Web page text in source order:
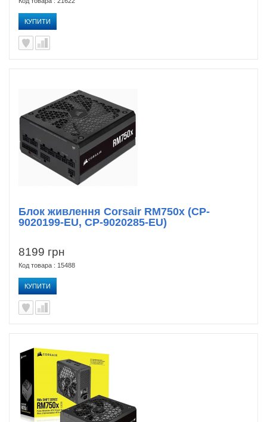
КУПИТИ
8199 грн
Код товара : 15488
КУПИТИ
Блок живлення Corsair RM750x (CP-
9020199-EU, CP-9020285-EU)